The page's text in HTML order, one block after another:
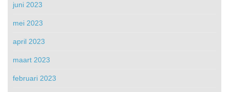
juni 2023
mei 2023
april 2023
maart 2023
februari 2023